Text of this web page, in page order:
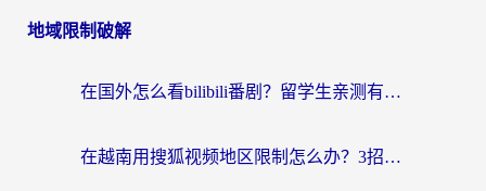
地域限制破解
在国外怎么看bilibili番剧？留学生亲测有效的地域限制突破指南（附酷我酷狗音乐解决方法）
在越南用搜狐视频地区限制怎么办？3招解决海外看国内剧难题（附西瓜视频CCTV观看技巧）